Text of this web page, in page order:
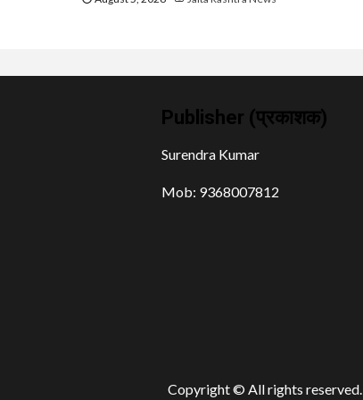
Publisher (प्रकाशक)
Surendra Kumar
Mob: 9368007812
Copyright © All rights reserved.